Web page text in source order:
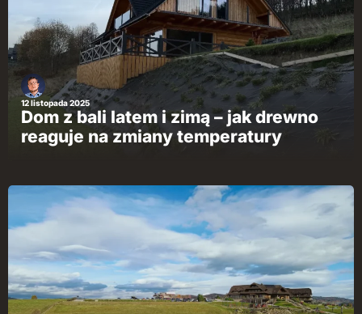
12 listopada 2025
Dom z bali latem i zimą – jak drewno
reaguje na zmiany temperatury